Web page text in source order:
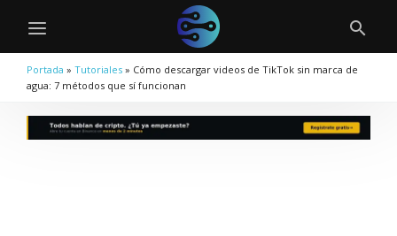
Portada » Tutoriales » Cómo descargar videos de TikTok sin marca de
agua: 7 métodos que sí funcionan